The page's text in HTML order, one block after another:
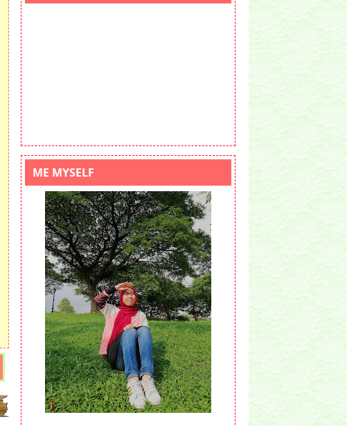
ME MYSELF